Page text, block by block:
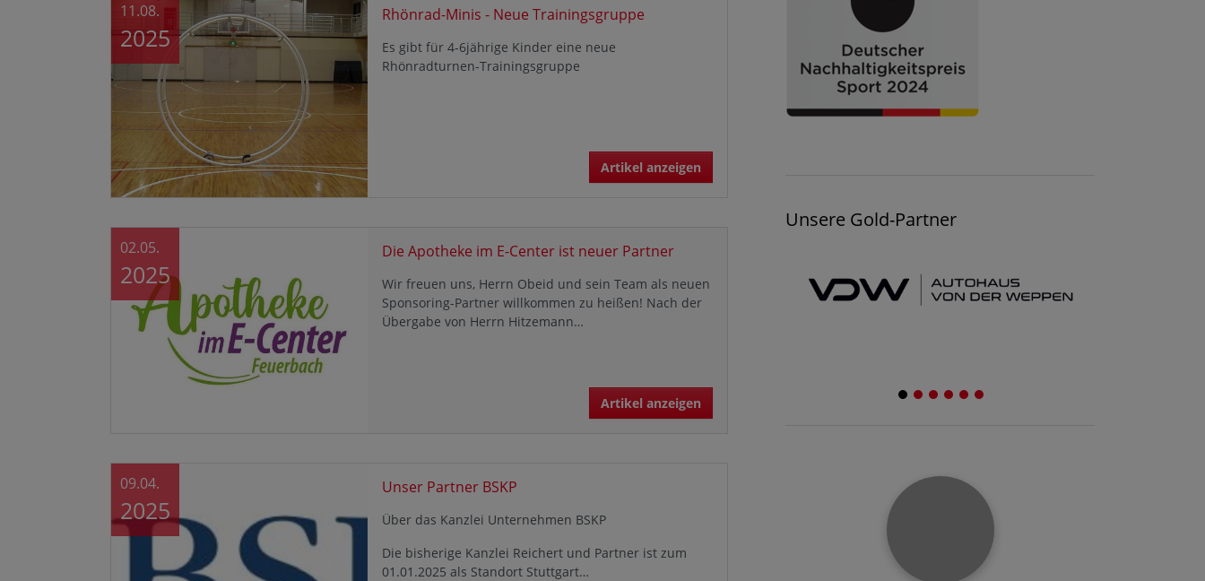
Rhönrad-Minis - Neue Trainingsgruppe
Es gibt für 4-6jährige Kinder eine neue
Rhönradturnen-Trainingsgruppe
Artikel anzeigen
11.08.
2025
Die Apotheke im E-Center ist neuer Partner
Wir freuen uns, Herrn Obeid und sein Team als neuen
Sponsoring-Partner willkommen zu heißen! Nach der
Übergabe von Herrn Hitzemann…
Artikel anzeigen
02.05.
2025
Unser Partner BSKP
Über das Kanzlei Unternehmen BSKP
Die bisherige Kanzlei Reichert und Partner ist zum
01.01.2025 als Standort Stuttgart…
09.04.
2025
Unsere Gold-Partner
1 2 3 4 5 6